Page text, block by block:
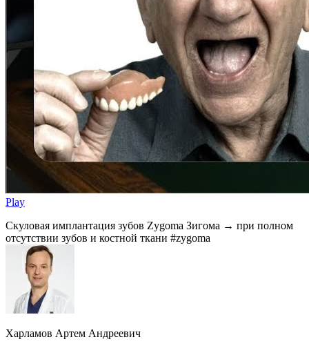
Play
Скуловая имплантация зубов Zygoma Зигома → при полном
отсутствии зубов и костной ткани #zygoma
Харламов Артем Андреевич